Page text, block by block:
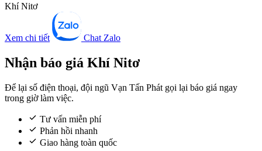
Khí Nitơ
Xem chi tiết Chat Zalo
Nhận báo giá Khí Nitơ
Để lại số điện thoại, đội ngũ Vạn Tấn Phát gọi lại báo giá ngay
trong giờ làm việc.
Tư vấn miễn phí
Phản hồi nhanh
Giao hàng toàn quốc